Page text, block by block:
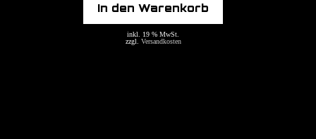
In den Warenkorb
inkl. 19 % MwSt.
zzgl. Versandkosten